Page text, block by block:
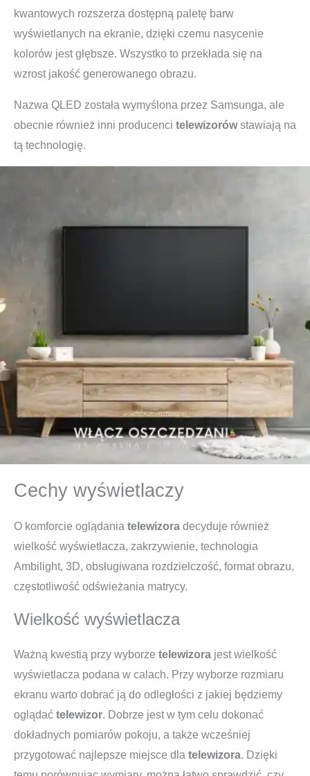
kwantowych rozszerza dostępną paletę barw
wyświetlanych na ekranie, dzięki czemu nasycenie
kolorów jest głębsze. Wszystko to przekłada się na
wzrost jakość generowanego obrazu.
Nazwa QLED została wymyślona przez Samsunga, ale
obecnie również inni producenci telewizorówstawiają na
tą technologię.
Cechy wyświetlaczy
O komforcie oglądania telewizora decyduje również
wielkość wyświetlacza, zakrzywienie, technologia
Ambilight, 3D, obsługiwana rozdzielczość, format obrazu,
częstotliwość odświeżania matrycy.
Wielkość wyświetlacza
Ważną kwestią przy wyborze telewizora jest wielkość
wyświetlacza podana w calach. Przy wyborze rozmiaru
ekranu warto dobrać ją do odległości z jakiej będziemy
oglądać telewizor. Dobrze jest w tym celu dokonać
dokładnych pomiarów pokoju, a także wcześniej
przygotować najlepsze miejsce dla telewizora. Dzięki